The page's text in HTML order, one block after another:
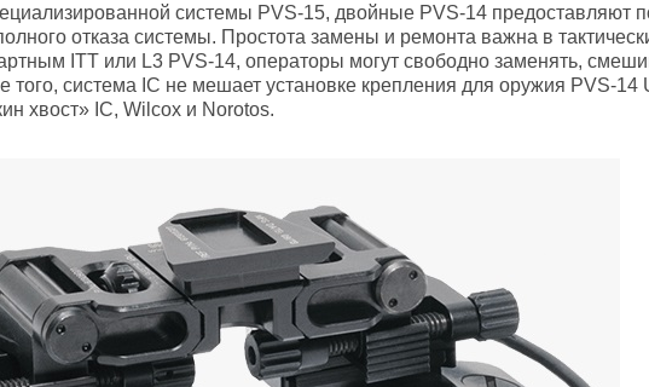
системы PVS-15, двойные PVS-14 предоставляют
отказа системы. Простота замены и ремонта важна в
ITT или L3 PVS-14, операторы могут свободно заменять,
того, система IC не мешает установке крепления для оружия PVS-
хвост» IC, Wilcox и Norotos.